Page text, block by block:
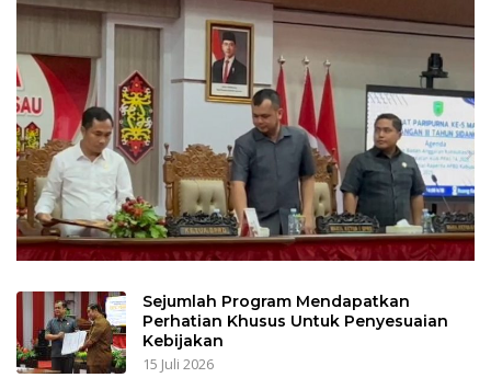
Sejumlah Program Mendapatkan
Perhatian Khusus Untuk Penyesuaian
Kebijakan
15 Juli 2026